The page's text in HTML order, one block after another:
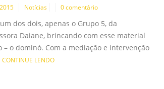
Notícias 0 comentário
dos dois, apenas o Grupo 5, da
Daiane, brincando com esse material
– o dominó. Com a mediação e intervenção
CONTINUE LENDO